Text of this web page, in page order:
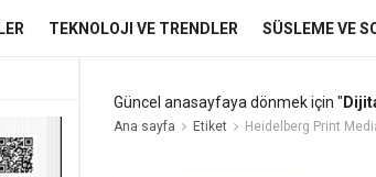
TEKNOLOJI VE TRENDLER SÜSLEME VE
Güncel anasayfaya dönmek için "
Ana sayfa Etiket Heidelberg Print